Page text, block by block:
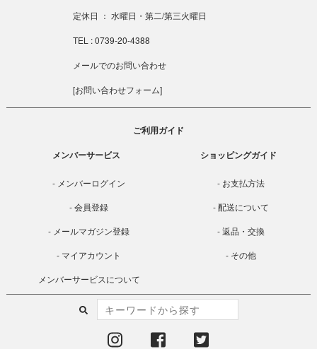
定休日 ： 水曜日・第二/第三火曜日
TEL : 0739-20-4388
メールでのお問い合わせ
[お問い合わせフォーム]
ご利用ガイド
メンバーサービス
メンバーログイン
会員登録
メールマガジン登録
マイアカウント
メンバーサービスについて
ショッピングガイド
お支払方法
配送について
返品・交換
その他